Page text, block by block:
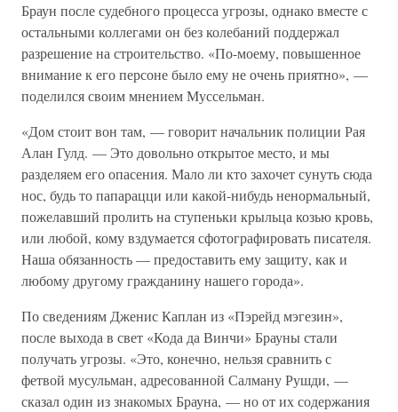
Браун после судебного процесса угрозы, однако вместе с
остальными коллегами он без колебаний поддержал
разрешение на строительство. «По-моему, повышенное
внимание к его персоне было ему не очень приятно», —
поделился своим мнением Муссельман.
«Дом стоит вон там, — говорит начальник полиции Рая
Алан Гулд. — Это довольно открытое место, и мы
разделяем его опасения. Мало ли кто захочет сунуть сюда
нос, будь то папарацци или какой-нибудь ненормальный,
пожелавший пролить на ступеньки крыльца козью кровь,
или любой, кому вздумается сфотографировать писателя.
Наша обязанность — предоставить ему защиту, как и
любому другому гражданину нашего города».
По сведениям Дженис Каплан из «Пэрейд мэгезин»,
после выхода в свет «Кода да Винчи» Брауны стали
получать угрозы. «Это, конечно, нельзя сравнить с
фетвой мусульман, адресованной Салману Рушди, —
сказал один из знакомых Брауна, — но от их содержания